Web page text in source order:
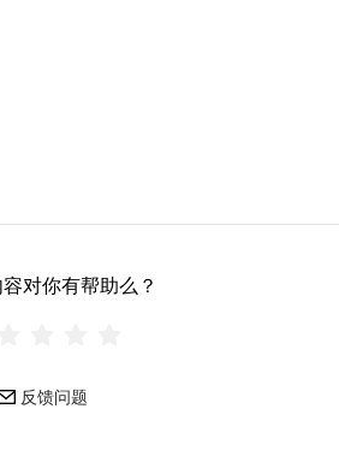
对你有帮助么？
反馈问题